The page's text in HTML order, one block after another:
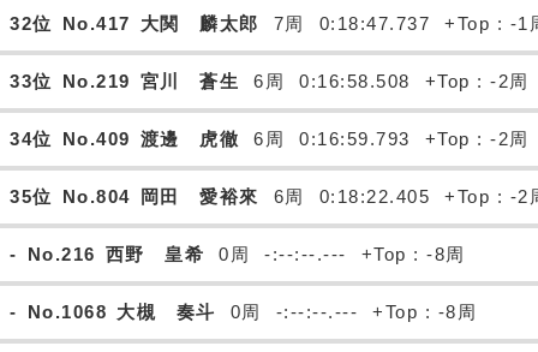
32位 No.417 大関 麟太郎 7周 0:18:47.737 +Top : -1
33位 No.219 宮川 蒼生 6周 0:16:58.508 +Top : -2周
34位 No.409 渡邊 虎徹 6周 0:16:59.793 +Top : -2周
35位 No.804 岡田 愛裕來 6周 0:18:22.405 +Top : -2
- No.216 西野 皇希 0周 -:--:--.--- +Top : -8周
- No.1068 大槻 奏斗 0周 -:--:--.--- +Top : -8周